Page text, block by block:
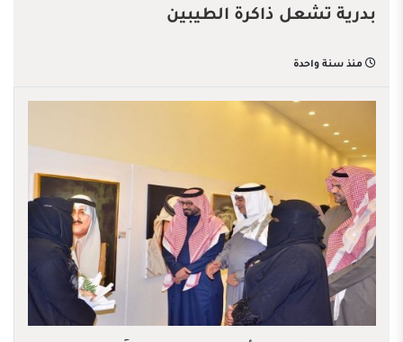
بدرية تشعل ذاكرة الطيبين
منذ سنة واحدة